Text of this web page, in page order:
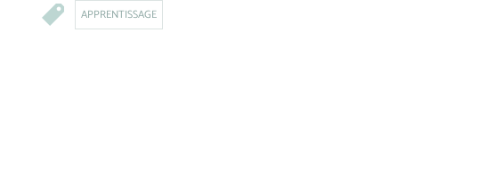
APPRENTISSAGE